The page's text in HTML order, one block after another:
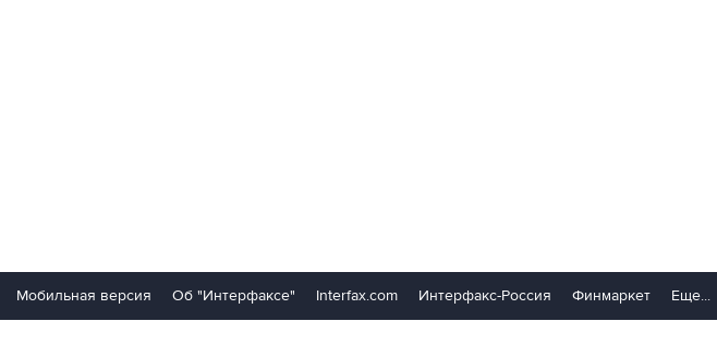
Мобильная версия Об "Интерфаксе" Interfax.com Интерфакс-Россия Финмаркет Еще...